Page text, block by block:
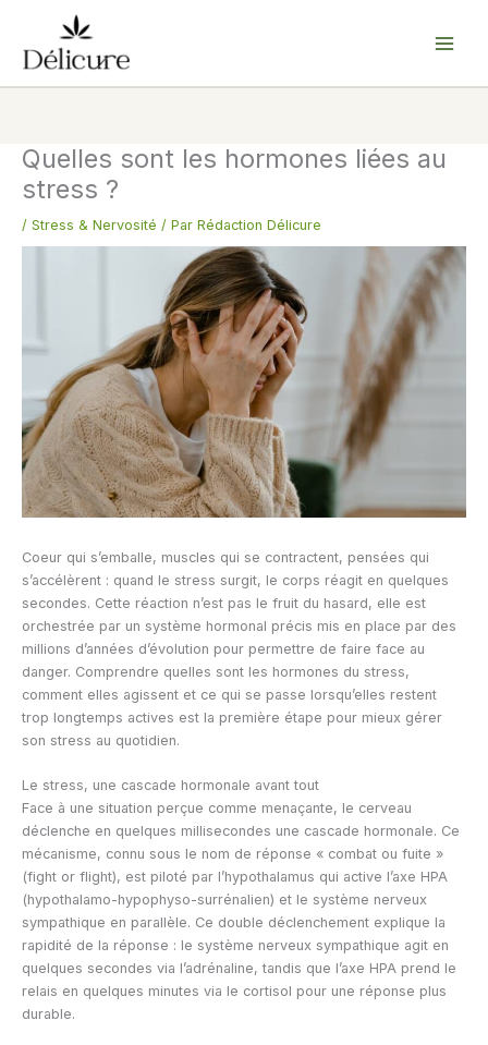
contenu
Quelles sont les hormones liées au
stress ?
/ Stress & Nervosité / Par Rédaction Délicure
Coeur qui s’emballe, muscles qui se contractent, pensées qui
s’accélèrent : quand le stress surgit, le corps réagit en quelques
secondes. Cette réaction n’est pas le fruit du hasard, elle est
orchestrée par un système hormonal précis mis en place par des
millions d’années d’évolution pour permettre de faire face au
danger. Comprendre quelles sont les hormones du stress,
comment elles agissent et ce qui se passe lorsqu’elles restent
trop longtemps actives est la première étape pour mieux gérer
son stress au quotidien.
Le stress, une cascade hormonale avant tout
Face à une situation perçue comme menaçante, le cerveau
déclenche en quelques millisecondes une cascade hormonale. Ce
mécanisme, connu sous le nom de réponse « combat ou fuite »
(fight or flight), est piloté par l’hypothalamus qui active l’axe HPA
(hypothalamo-hypophyso-surrénalien) et le système nerveux
sympathique en parallèle. Ce double déclenchement explique la
rapidité de la réponse : le système nerveux sympathique agit en
quelques secondes via l’adrénaline, tandis que l’axe HPA prend le
relais en quelques minutes via le cortisol pour une réponse plus
durable.